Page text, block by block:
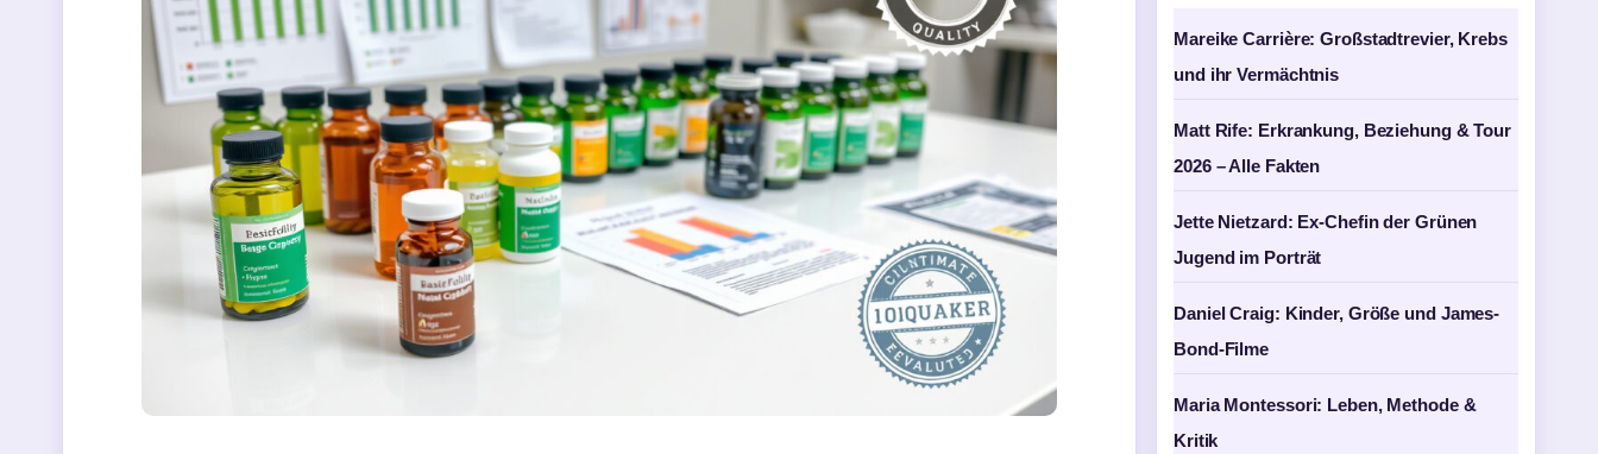
Mareike Carrière: Großstadtrevier, Krebs
und ihr Vermächtnis
Matt Rife: Erkrankung, Beziehung & Tour
2026 – Alle Fakten
Jette Nietzard: Ex-Chefin der Grünen
Jugend im Porträt
Daniel Craig: Kinder, Größe und James-
Bond-Filme
Maria Montessori: Leben, Methode &
Kritik